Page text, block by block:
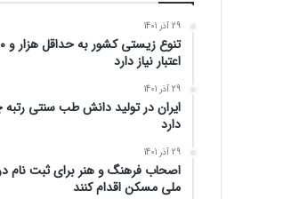
29 آذر 1401
اعتبار نیاز دارد
29 آذر 1401
ایران در تولید دانش طب سنتی رتبه
دارد
29 آذر 1401
اصحاب فرهنگ و هنر برای ثبت
ملی مسکن اقدام کنند